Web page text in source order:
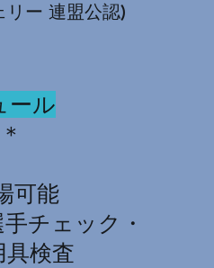
ー 連盟公認)
ール
可能
ェック・
査